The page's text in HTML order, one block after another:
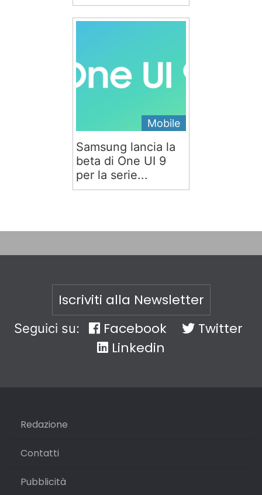
Mobile
Samsung lancia la
beta di One UI 9
per la serie...
Iscriviti alla Newsletter
Seguici su: Facebook
Twitter
Linkedin
Redazione
Contatti
Pubblicità